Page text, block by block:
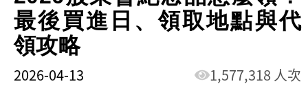
最後買進日、領取地點與代
領攻略
2026-04-13 1,577,318 人次